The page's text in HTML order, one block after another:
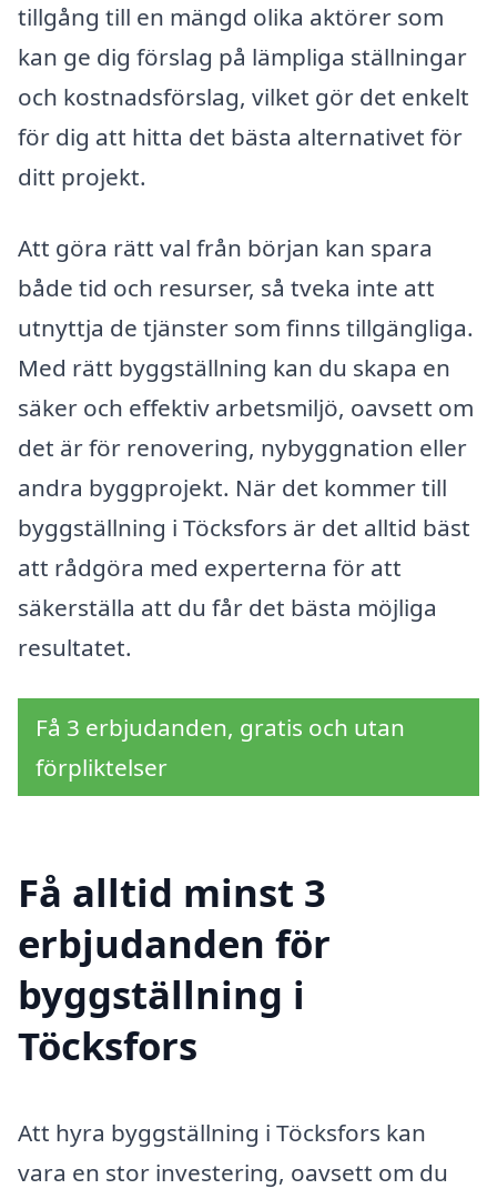
tillgång till en mängd olika aktörer som
kan ge dig förslag på lämpliga ställningar
och kostnadsförslag, vilket gör det enkelt
för dig att hitta det bästa alternativet för
ditt projekt.
Att göra rätt val från början kan spara
både tid och resurser, så tveka inte att
utnyttja de tjänster som finns tillgängliga.
Med rätt byggställning kan du skapa en
säker och effektiv arbetsmiljö, oavsett om
det är för renovering, nybyggnation eller
andra byggprojekt. När det kommer till
byggställning i Töcksfors är det alltid bäst
att rådgöra med experterna för att
säkerställa att du får det bästa möjliga
resultatet.
Få 3 erbjudanden, gratis och utan
förpliktelser
Få alltid minst 3
erbjudanden för
byggställning i
Töcksfors
Att hyra byggställning i Töcksfors kan
vara en stor investering, oavsett om du